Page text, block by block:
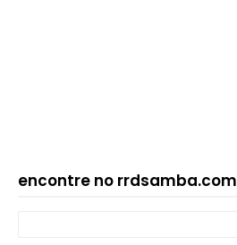
encontre no rrdsamba.com